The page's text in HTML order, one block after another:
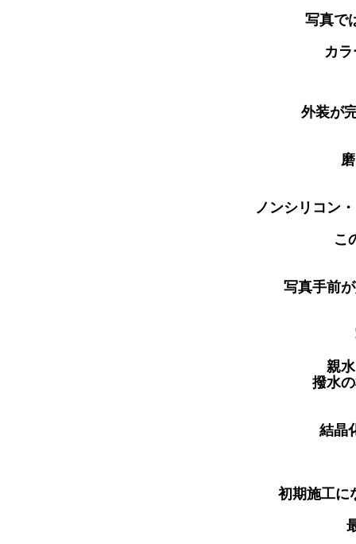
写真で
カ
外装が
ノンシリコン
こ
写真手前
親
撥水
結晶
初期施工に